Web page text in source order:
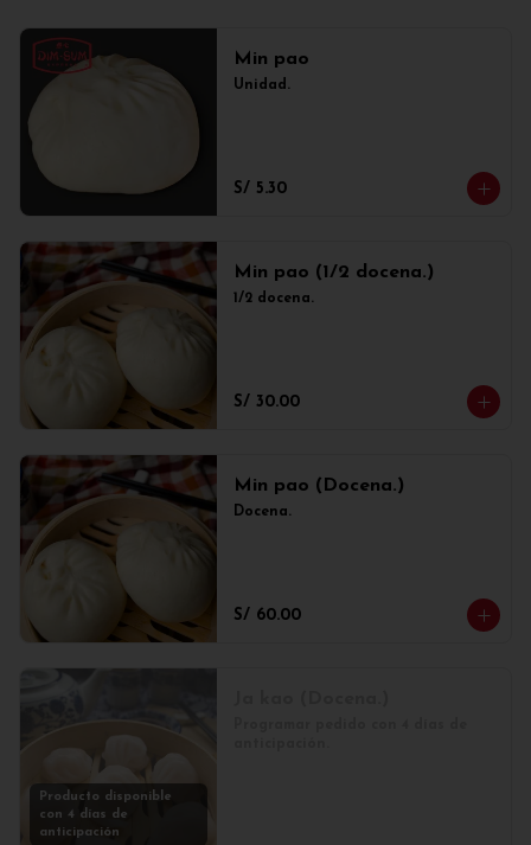
Min pao
Unidad.
S/ 5.30
Min pao (1/2 docena.)
1/2 docena.
S/ 30.00
Min pao (Docena.)
Docena.
S/ 60.00
Producto disponible
con 4 días de
anticipación